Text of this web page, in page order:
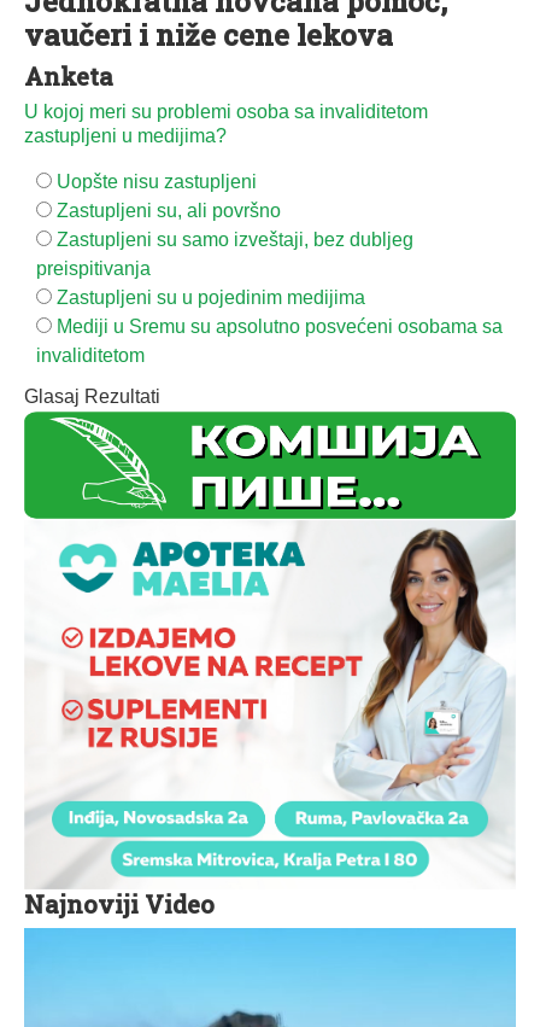
vaučeri i niže cene lekova
Anketa
U kojoj meri su problemi osoba sa invaliditetom
zastupljeni u medijima?
Uopšte nisu zastupljeni
Zastupljeni su, ali površno
Zastupljeni su samo izveštaji, bez dubljeg
preispitivanja
Zastupljeni su u pojedinim medijima
Mediji u Sremu su apsolutno posvećeni osobama sa
invaliditetom
Glasaj Rezultati
Najnoviji Video